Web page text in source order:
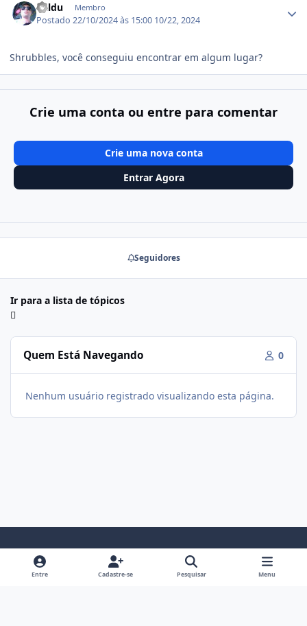
Baldu Membro
Postado22/10/2024 às 15:00 10/22, 2024
Shrubbles, você conseguiu encontrar em algum lugar?
Crie uma conta ou entre para comentar
Crie uma nova conta
Entrar Agora
Seguidores
Ir para a lista de tópicos
Quem Está Navegando 0
Nenhum usuário registrado visualizando esta página.
Modo ClaroModo EscuroPreferência do Sistema
i
Entre Cadastre-se Pesquisar Menu